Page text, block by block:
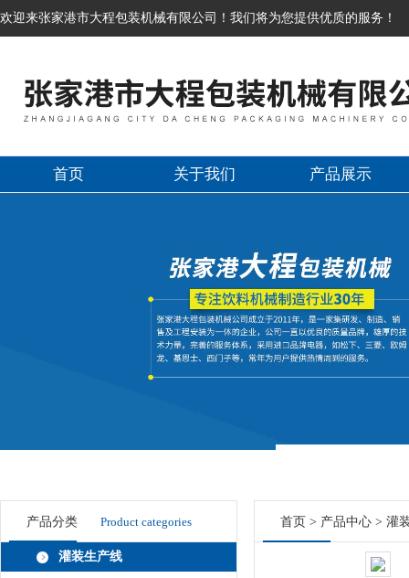
欢迎来张家港市大程包装机械有限公司！我们将为您提供优质的服务！
首页 关于我们 产品展示
产品分类 Product categories
灌装生产线
首页 > 产品中心 > 灌